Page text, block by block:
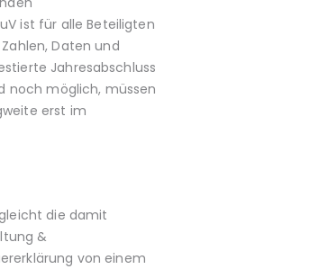
ist für alle Beteiligten
Daten und
Jahresabschluss
noch möglich, müssen
erst im
die damit
&
von einem